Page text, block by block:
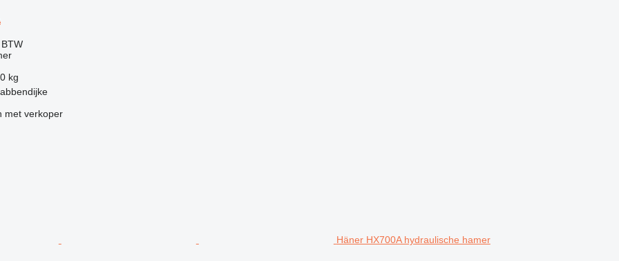
kg
met verkoper
Häner HX700A hydraulische hamer